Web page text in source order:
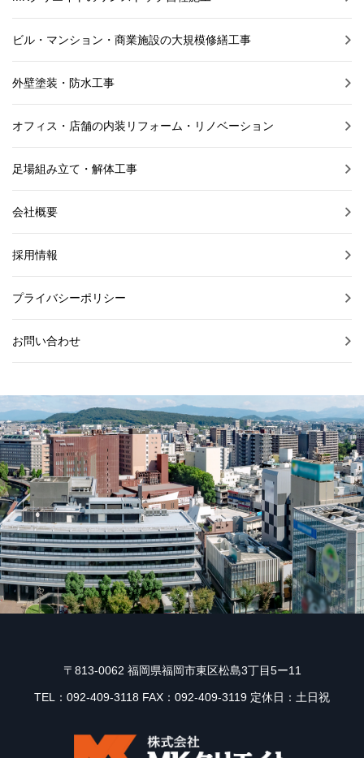
ビル・マンション・商業施設の大規模修繕工事
外壁塗装・防水工事
オフィス・店舗の内装リフォーム・リノベーション
足場組み立て・解体工事
会社概要
採用情報
プライバシーポリシー
お問い合わせ
〒813-0062 福岡県福岡市東区松島3丁目5ー11
TEL：092-409-3118 FAX：092-409-3119 定休日：土日祝